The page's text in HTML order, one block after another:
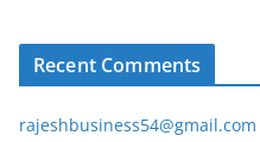
Recent Comments
rajeshbusiness54@gmail.com